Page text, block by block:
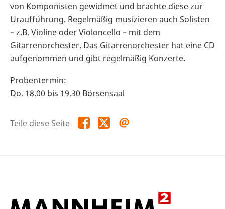
von Komponisten gewidmet und brachte diese zur
Uraufführung. Regelmäßig musizieren auch Solisten
– z.B. Violine oder Violoncello – mit dem
Gitarrenorchester. Das Gitarrenorchester hat eine CD
aufgenommen und gibt regelmäßig Konzerte.
Probentermin:
Do. 18.00 bis 19.30 Börsensaal
Teile diese Seite Teile
diese
Teile
diese